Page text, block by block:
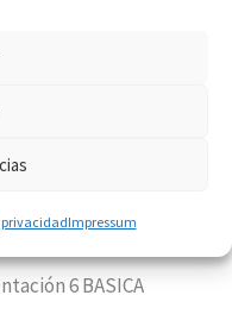
Impressum
relacionado
Y Multimedia de
6 BASICA